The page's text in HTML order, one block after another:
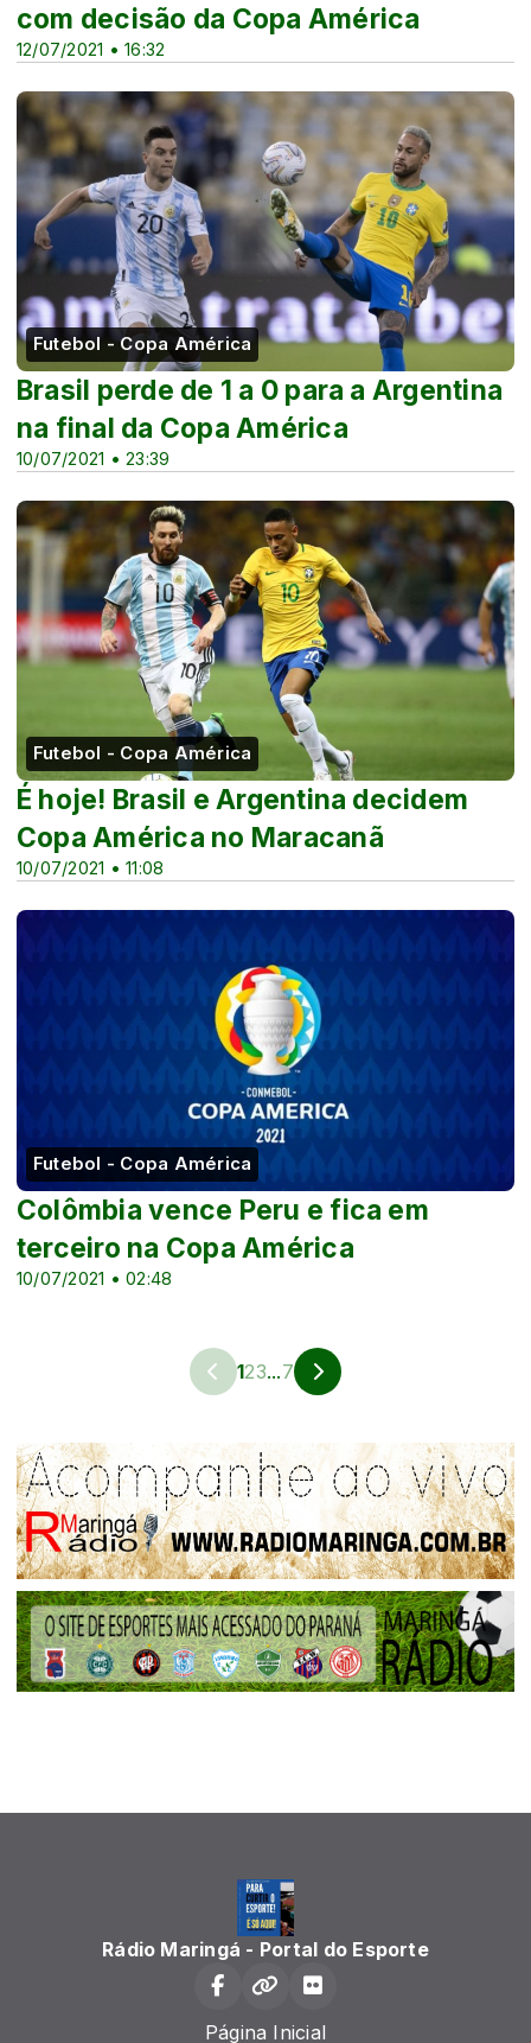
12/07/2021 • 16:32
com decisão da Copa América
Futebol - Copa América
10/07/2021 • 23:39
Brasil perde de 1 a 0 para a Argentina
na final da Copa América
Futebol - Copa América
10/07/2021 • 11:08
É hoje! Brasil e Argentina decidem
Copa América no Maracanã
Futebol - Copa América
10/07/2021 • 02:48
Colômbia vence Peru e fica em
terceiro na Copa América
123...7
Rádio Maringá - Portal do Esporte
Página Inicial